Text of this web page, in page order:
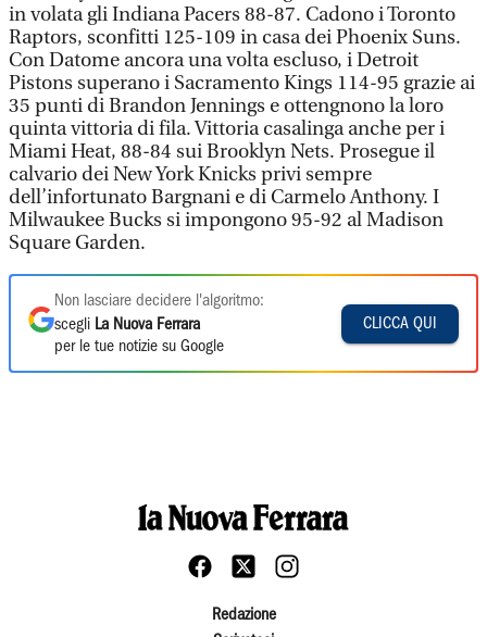
in volata gli Indiana Pacers 88-87. Cadono i Toronto
Raptors, sconfitti 125-109 in casa dei Phoenix Suns.
Con Datome ancora una volta escluso, i Detroit
Pistons superano i Sacramento Kings 114-95 grazie ai
35 punti di Brandon Jennings e ottengnono la loro
quinta vittoria di fila. Vittoria casalinga anche per i
Miami Heat, 88-84 sui Brooklyn Nets. Prosegue il
calvario dei New York Knicks privi sempre
dell’infortunato Bargnani e di Carmelo Anthony. I
Milwaukee Bucks si impongono 95-92 al Madison
Square Garden.
Non lasciare decidere l'algoritmo:
scegli La Nuova Ferrara
per le tue notizie su Google
CLICCA QUI
Redazione